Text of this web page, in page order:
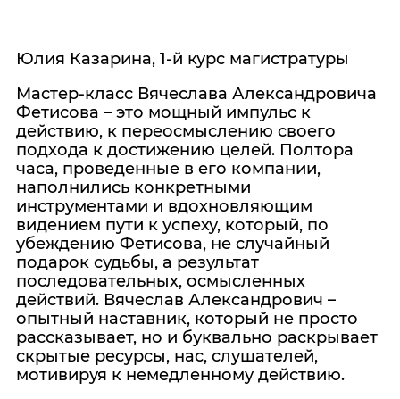
Юлия Казарина, 1-й курс магистратуры
Мастер-класс Вячеслава Александровича
Фетисова – это мощный импульс к
действию, к переосмыслению своего
подхода к достижению целей. Полтора
часа, проведенные в его компании,
наполнились конкретными
инструментами и вдохновляющим
видением пути к успеху, который, по
убеждению Фетисова, не случайный
подарок судьбы, а результат
последовательных, осмысленных
действий. Вячеслав Александрович –
опытный наставник, который не просто
рассказывает, но и буквально раскрывает
скрытые ресурсы, нас, слушателей,
мотивируя к немедленному действию.